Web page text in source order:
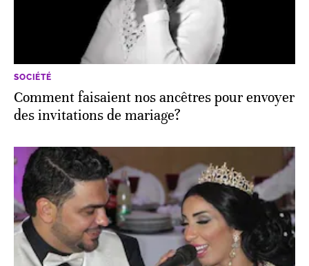
SOCIÉTÉ
Comment faisaient nos ancêtres pour envoyer
des invitations de mariage?